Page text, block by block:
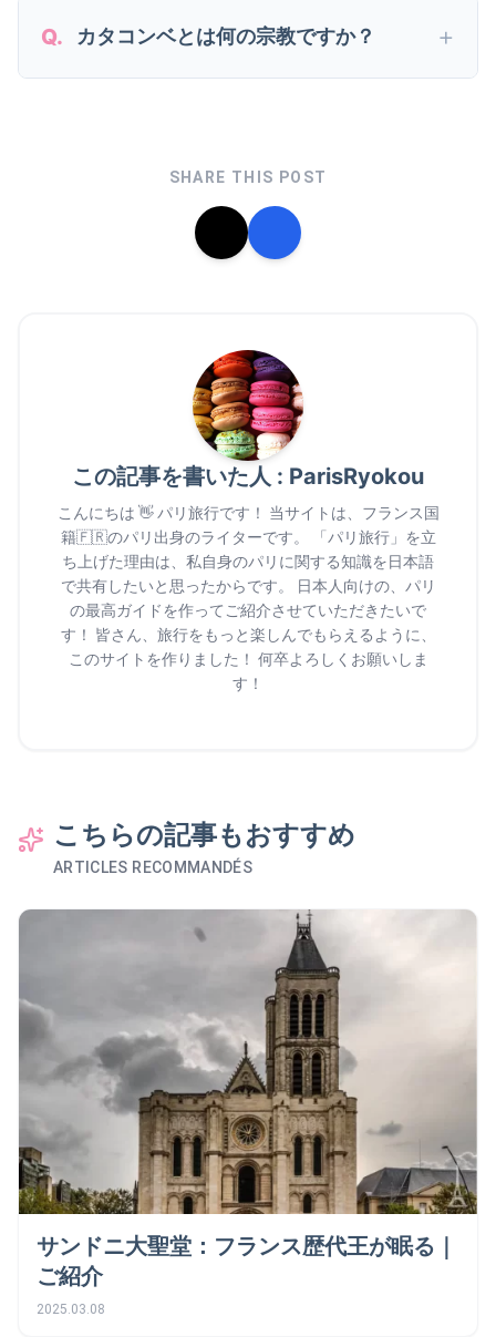
カタコンベとは何の宗教ですか？
SHARE THIS POST
この記事を書いた人 : ParisRyokou
こんにちは 👋 パリ旅行です！ 当サイトは、フランス国
籍🇫🇷のパリ出身のライターです。 「 パリ旅行」を立
ち上げた理由は、私自身のパリに関する知識を日本語
で共有したいと思ったからです。 日本人向けの、 パリ
の最高ガイドを作ってご紹介させていただきたいで
す！ 皆さん、旅行をもっと楽しんでもらえるように、
このサイトを作りました！ 何卒よろしくお願いしま
す！
こちらの記事もおすすめ
ARTICLES RECOMMANDÉS
サンドニ大聖堂：フランス歴代王が眠る｜
ご紹介
2025.03.08